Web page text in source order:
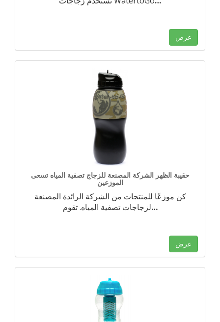
عرض
حقيبة الظهر الشركة المصنعة للزجاج تصفية المياه تسعى
الموزعين
كن موزعًا للمنتجات من الشركة الرائدة المصنعة
لزجاجات تصفية المياه. تقوم…
عرض